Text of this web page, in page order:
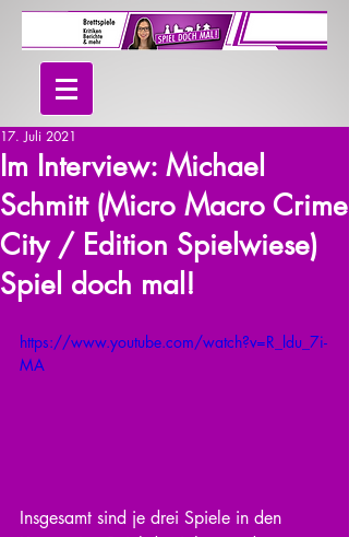
Im Interview: Michael
Schmitt (Micro Macro Crime
City / Edition Spielwiese)
Spiel doch mal!
17. Juli 2021
https://www.youtube.com/watch?v=R_ldu_7i-
MA
Insgesamt sind je drei Spiele in den